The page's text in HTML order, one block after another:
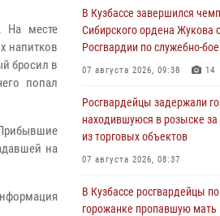
На месте
напитков
бросил в
попал
на
В Кузбассе завершился
Сибирского ордена Жукова
Росгвардии по служебно-
07 августа 2026, 09:38 14
Росгвардейцы задержали
находившуюся в розыске
из торговых объектов
07 августа 2026, 08:37
В Кузбассе росгвардейцы
горожанке пропавшую мать